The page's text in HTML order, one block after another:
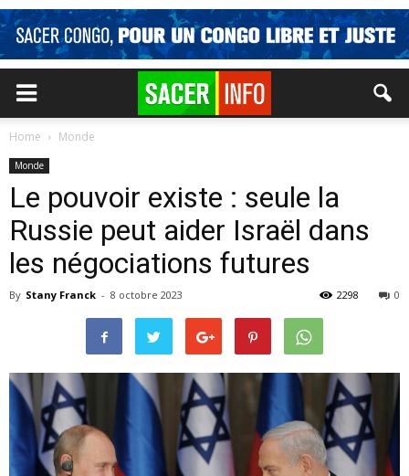
Home Monde
Monde
Le pouvoir existe : seule la
Russie peut aider Israël dans
les négociations futures
By Stany Franck - 8 octobre 2023 0
2298